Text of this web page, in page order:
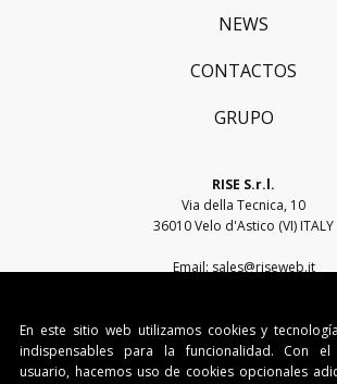
NEWS
CONTACTOS
GRUPO
RISE S.r.l.
Via della Tecnica, 10
36010 Velo d'Astico (VI) ITALY
Email: sales@riseweb.it
En este sitio web utilizamos cookies y
indispensables para la funcionalidad. Con el
usuario, hacemos uso de cookies opcionales